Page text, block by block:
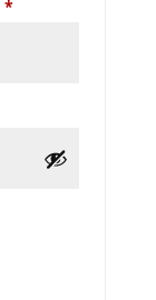
*Erforderlich